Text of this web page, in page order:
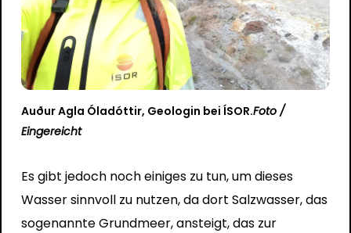
Auður Agla Óladóttir, Geologin bei ÍSOR.Foto /
Eingereicht
Es gibt jedoch noch einiges zu tun, um dieses
Wasser sinnvoll zu nutzen, da dort Salzwasser, das
sogenannte Grundmeer, ansteigt, das zur